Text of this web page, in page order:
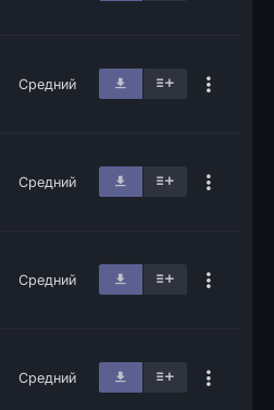
Средний
Средний
Средний
Средний